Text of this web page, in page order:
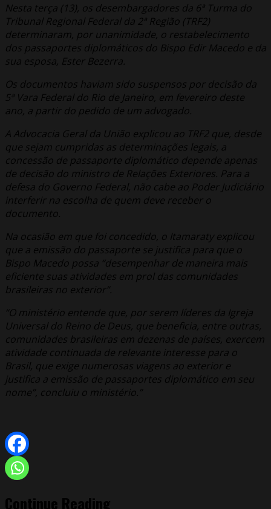
Nesta terça (13), os desembargadores da 6ª Turma do
Tribunal Regional Federal da 2ª Região (TRF2)
determinaram, por unanimidade, o restabelecimento
dos passaportes diplomáticos do Bispo Edir Macedo e da
sua esposa, Ester Bezerra.
Os documentos haviam sido suspensos por decisão da
5ª Vara Federal do Rio de Janeiro, em fevereiro deste
ano, a partir do pedido de um advogado.
A Advocacia Geral da União explicou ao TRF2 que, desde
que sejam cumpridas as determinações legais, a
concessão de passaporte diplomático depende apenas
de decisão do ministro de Relações Exteriores. Para a
defesa do Governo Federal, não cabe ao Poder Judiciário
interferir na escolha de quem deve receber o
documento.
Na ocasião em que foi concedido, o Itamaraty explicou
que a emissão do passaporte se justifica para que o
Bispo Macedo possa “desempenhar de maneira mais
eficiente suas atividades em prol das comunidades
brasileiras no exterior”.
“O ministério entende que, por serem líderes da Igreja
Universal do Reino de Deus, que beneficia, entre outras,
comunidades brasileiras em dezenas de países, exercem
atividade continuada de relevante interesse para o
Brasil, que exige numerosas viagens ao exterior e
justifica a emissão de passaportes diplomático em seu
nome”, concluiu o ministério.”
Continue Reading